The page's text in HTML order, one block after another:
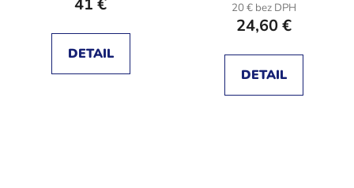
41 €
DETAIL
20 € bez DPH
24,60 €
DETAIL